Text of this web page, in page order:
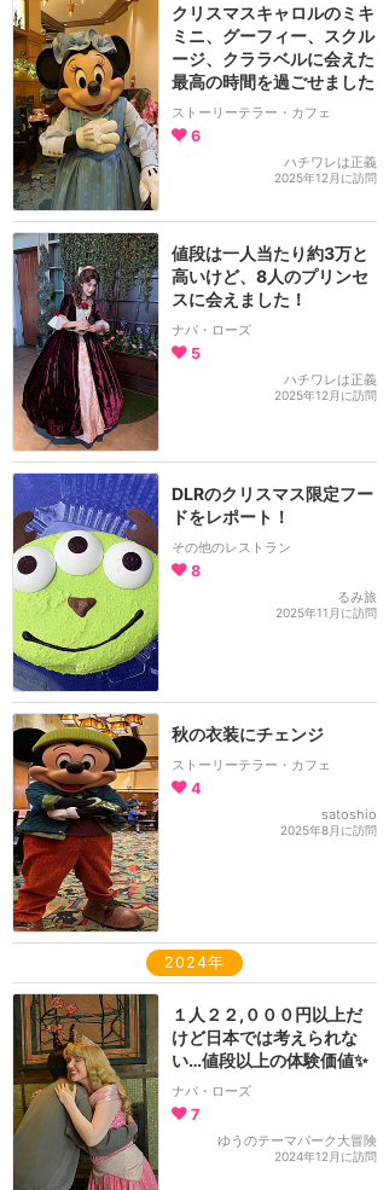
クリスマスキャロルのミキ
ミニ、グーフィー、スクル
ージ、クララベルに会えた
最高の時間を過ごせました
ストーリーテラー・カフェ
6
ハチワレは正義
2025年12月に訪問
値段は一人当たり約3万と
高いけど、8人のプリンセ
スに会えました！
ナパ・ローズ
5
ハチワレは正義
2025年12月に訪問
DLRのクリスマス限定フー
ドをレポート！
その他のレストラン
8
るみ旅
2025年11月に訪問
秋の衣装にチェンジ
ストーリーテラー・カフェ
4
satoshio
2025年8月に訪問
2024年
１人２２,０００円以上だ
けど日本では考えられな
い…値段以上の体験価値✨
ナパ・ローズ
7
ゆうのテーマパーク大冒険
2024年12月に訪問